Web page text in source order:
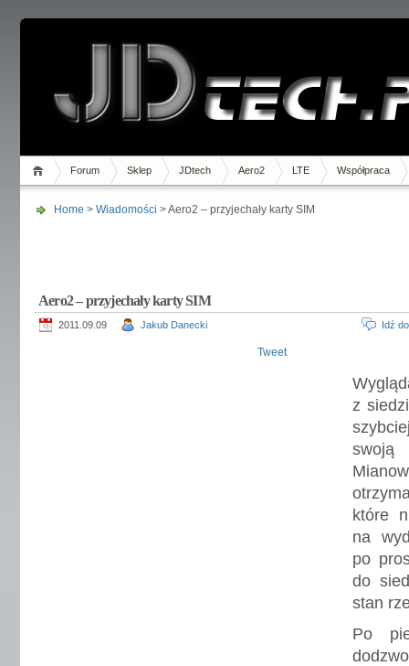
Forum Sklep JDtech Aero2 LTE Współpraca
Home > Wiadomości > Aero2 – przyjechały karty SIM
Aero2 – przyjechały karty SIM
2011.09.09 Jakub Danecki Idź
Tweet
z
które
na
po
do
stan
Po